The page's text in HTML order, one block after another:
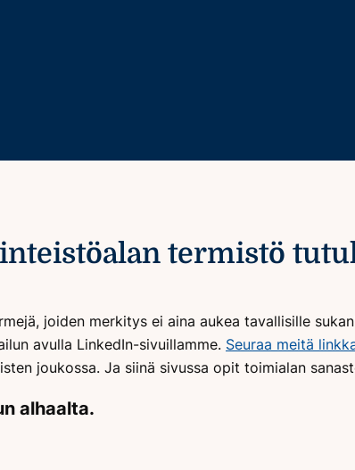
termistö
joiden merkitys ei aina aukea tavallisille
avulla LinkedIn-sivuillamme. Seuraa meitä
joukossa. Ja siinä sivussa opit toimialan
alhaalta.